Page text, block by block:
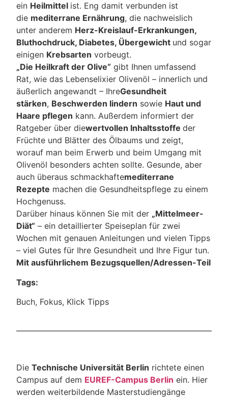
ein Heilmittel ist. Eng damit verbunden ist
die mediterrane Ernährung, die nachweislich
unter anderem Herz-Kreislauf-Erkrankungen,
Bluthochdruck, Diabetes, Übergewicht und sogar
einigen Krebsarten vorbeugt.
„Die Heilkraft der Olive“ gibt Ihnen umfassend
Rat, wie das Lebenselixier Olivenöl – innerlich und
äußerlich angewandt – IhreGesundheit
stärken, Beschwerden lindern sowie Haut und
Haare pflegen kann. Außerdem informiert der
Ratgeber über diewertvollen Inhaltsstoffeder
Früchte und Blätter des Ölbaums und zeigt,
worauf man beim Erwerb und beim Umgang mit
Olivenöl besonders achten sollte. Gesunde, aber
auch überaus schmackhaftemediterrane
Rezepte machen die Gesundheitspflege zu einem
Hochgenuss.
Darüber hinaus können Sie mit der „Mittelmeer-
Diät“ – ein detaillierter Speiseplan für zwei
Wochen mit genauen Anleitungen und vielen Tipps
– viel Gutes für Ihre Gesundheit und Ihre Figur tun.
Mit ausführlichem Bezugsquellen/Adressen-Teil
Tags:
Buch, Fokus, Klick Tipps
DieTechnische Universität Berlin richtete einen
Campus auf dem EUREF-Campus Berlin ein. Hier
werden weiterbildende Masterstudiengänge